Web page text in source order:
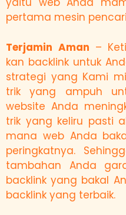
pertama mesin
Terjamin Aman –
kan backlink untuk
strategi yang Kami
trik yang ampuh
website Anda
trik yang keliru pasti
mana web Anda
peringkatnya.
tambahan Anda
backlink yang bakal
backlink yang terbaik.